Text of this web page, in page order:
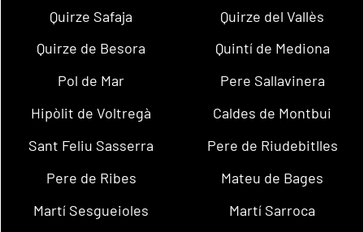
Quirze Safaja
Quirze del Vallès
Quirze de Besora
Quintí de Mediona
Pol de Mar
Pere Sallavinera
Hipòlit de Voltregà
Caldes de Montbui
Sant Feliu Sasserra
Pere de Riudebitlles
Pere de Ribes
Mateu de Bages
Martí Sesgueioles
Martí Sarroca